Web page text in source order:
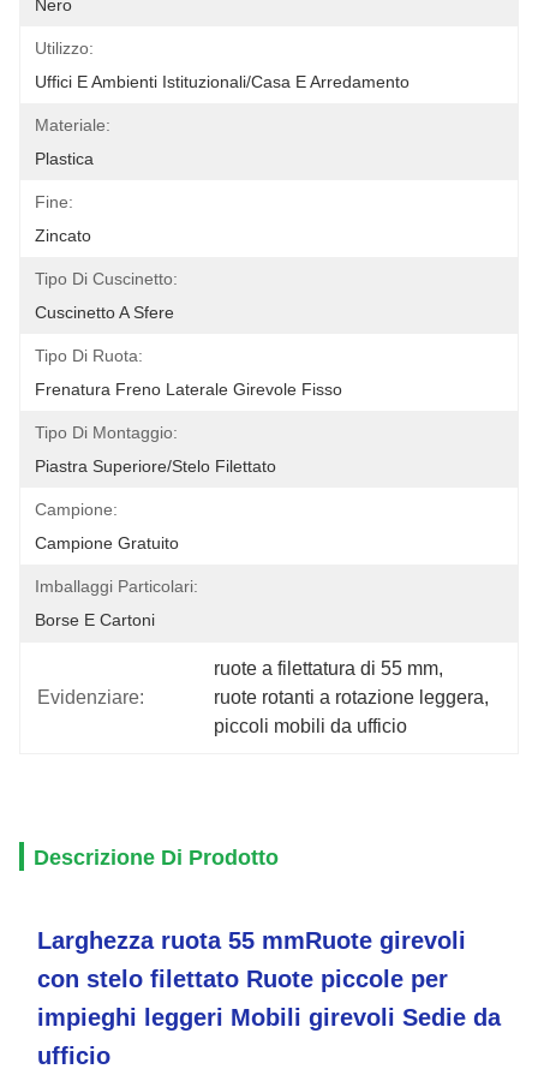
Nero
Utilizzo:
Uffici E Ambienti Istituzionali/Casa E Arredamento
Materiale:
Plastica
Fine:
Zincato
Tipo Di Cuscinetto:
Cuscinetto A Sfere
Tipo Di Ruota:
Frenatura Freno Laterale Girevole Fisso
Tipo Di Montaggio:
Piastra Superiore/stelo Filettato
Campione:
Campione Gratuito
Imballaggi Particolari:
Borse E Cartoni
Evidenziare:
ruote a filettatura di 55 mm,
ruote rotanti a rotazione leggera,
piccoli mobili da ufficio
Descrizione Di Prodotto
Larghezza ruota 55 mmRuote girevoli
con stelo filettato Ruote piccole per
impieghi leggeri Mobili girevoli Sedie da
ufficio